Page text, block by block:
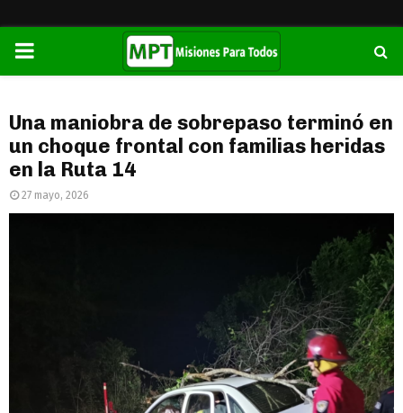
PRIMARY
Una maniobra de sobrepaso terminó en
un choque frontal con familias heridas
en la Ruta 14
27 mayo, 2026